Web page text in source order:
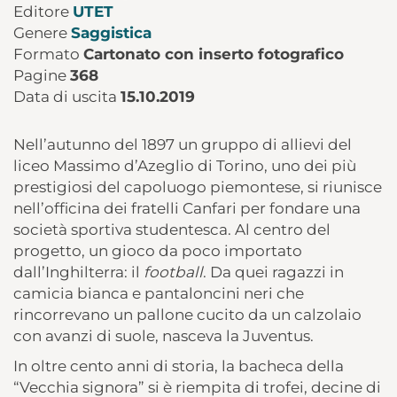
Editore UTET
Genere Saggistica
Formato Cartonato con inserto fotografico
Pagine 368
Data di uscita 15.10.2019
Nell’autunno del 1897 un gruppo di allievi del
liceo Massimo d’Azeglio di Torino, uno dei più
prestigiosi del capoluogo piemontese, si riunisce
nell’officina dei fratelli Canfari per fondare una
società sportiva studentesca. Al centro del
progetto, un gioco da poco importato
dall’Inghilterra: il football. Da quei ragazzi in
camicia bianca e pantaloncini neri che
rincorrevano un pallone cucito da un calzolaio
con avanzi di suole, nasceva la Juventus.
In oltre cento anni di storia, la bacheca della
“Vecchia signora” si è riempita di trofei, decine di